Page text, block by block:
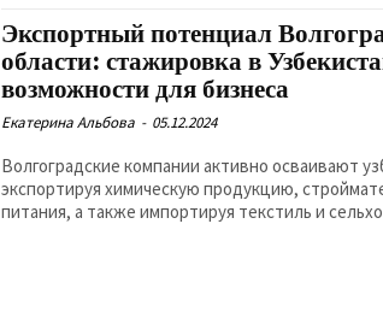
Экспортный потенциал
области: стажировка в
возможности для бизнеса
Екатерина Альбова - 05.12.2024
Волгоградские компании активно осваивают
экспортируя химическую продукцию,
питания, а также импортируя текстиль и